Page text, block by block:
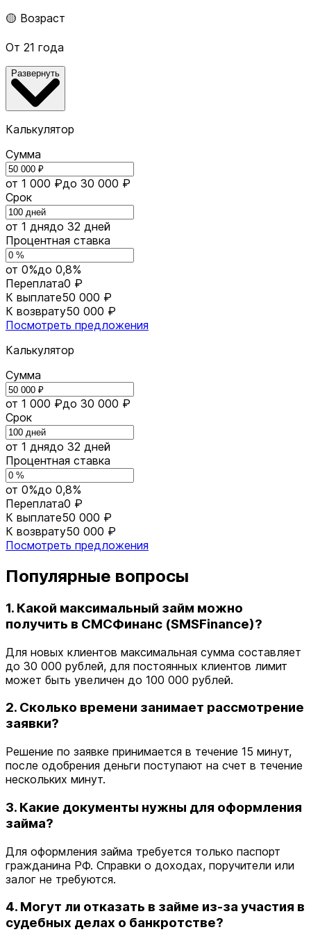
🟡 Возраст
От 21 года
Развернуть
Калькулятор
Сумма
от 1 000 ₽до 30 000 ₽
Срок
от 1 днядо 32 дней
Процентная ставка
от 0%до 0,8%
Переплата0 ₽
К выплате50 000 ₽
К возврату50 000 ₽
Посмотреть предложения
Калькулятор
Сумма
от 1 000 ₽до 30 000 ₽
Срок
от 1 днядо 32 дней
Процентная ставка
от 0%до 0,8%
Переплата0 ₽
К выплате50 000 ₽
К возврату50 000 ₽
Посмотреть предложения
Популярные вопросы
1. Какой максимальный займ можно
получить в СМСФинанс (SMSFinance)?
Для новых клиентов максимальная сумма составляет
до 30 000 рублей, для постоянных клиентов лимит
может быть увеличен до 100 000 рублей.
2. Сколько времени занимает рассмотрение
заявки?
Решение по заявке принимается в течение 15 минут,
после одобрения деньги поступают на счет в течение
нескольких минут.
3. Какие документы нужны для оформления
займа?
Для оформления займа требуется только паспорт
гражданина РФ. Справки о доходах, поручители или
залог не требуются.
4. Могут ли отказать в займе из-за участия в
судебных делах о банкротстве?